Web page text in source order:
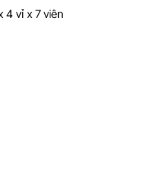
4 vỉ x 7 viên